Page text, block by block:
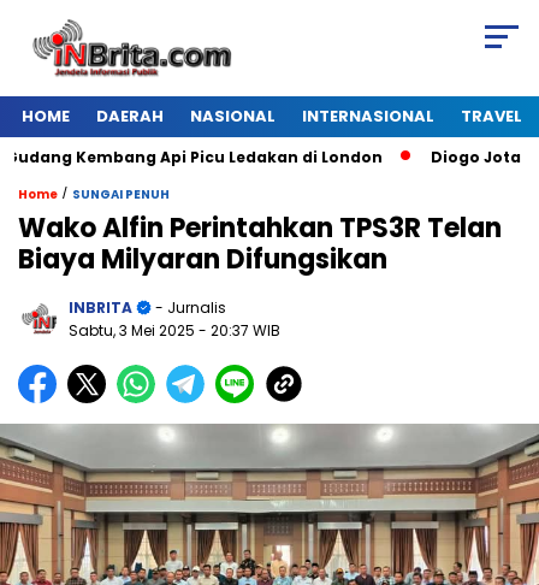
HOME DAERAH NASIONAL INTERNASIONAL TRAVEL
Kembang Api Picu Ledakan di London Diogo Jota
Home / SUNGAI PENUH
Wako Alfin Perintahkan TPS3R Telan
Biaya Milyaran Difungsikan
INBRITA
- Jurnalis
Sabtu, 3 Mei 2025 - 20:37 WIB